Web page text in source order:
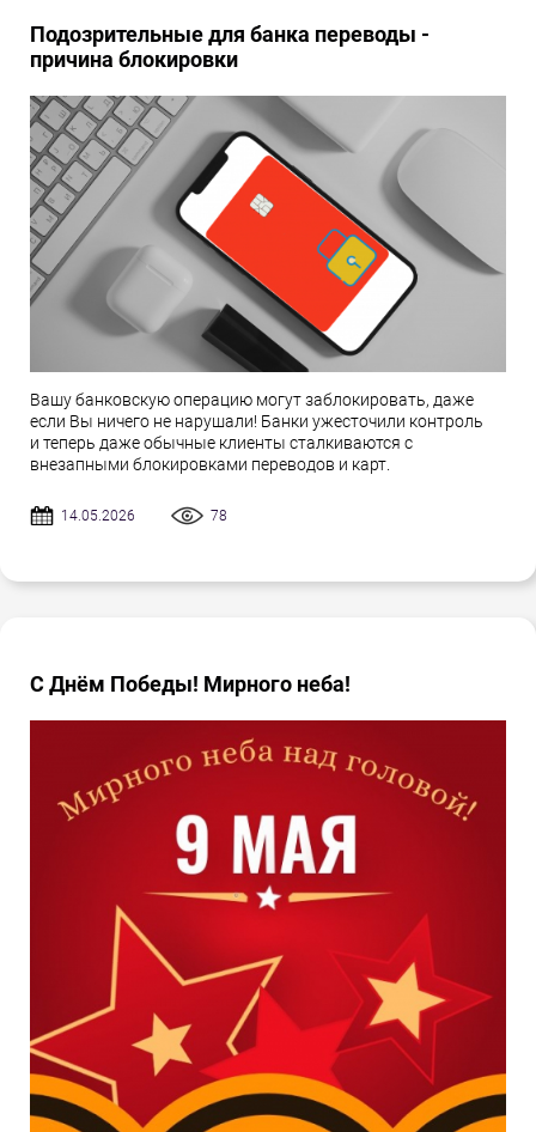
Подозрительные для банка переводы -
причина блокировки
Вашу банковскую операцию могут заблокировать, даже
если Вы ничего не нарушали! Банки ужесточили контроль
и теперь даже обычные клиенты сталкиваются с
внезапными блокировками переводов и карт.
14.05.2026 78
С Днём Победы! Мирного неба!